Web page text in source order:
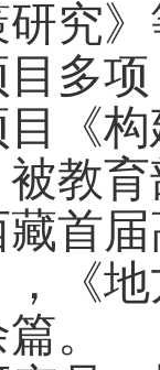
究
多
《
教
首
，《
。